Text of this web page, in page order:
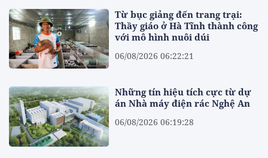
Từ bục giảng đến trang trại:
Thầy giáo ở Hà Tĩnh thành công
với mô hình nuôi dúi
06/08/2026 06:22:21
Những tín hiệu tích cực từ dự
án Nhà máy điện rác Nghệ An
06/08/2026 06:19:28